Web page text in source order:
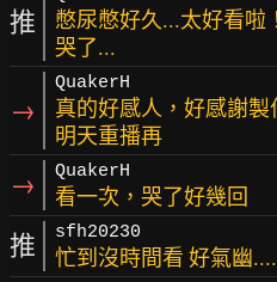
推
憋尿憋好久...太好看啦
哭了...
→
QuakerH
真的好感人，好感謝製
明天重播再
→ QuakerH
看一次，哭了好幾回
推 sfh20230
忙到沒時間看 好氣幽